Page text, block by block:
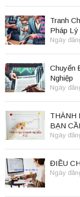
Tranh
Pháp Lý
Ngày
Chuyển
Nghiệp
Ngày
THÀNH
BẠN
Ngày
ĐIỀU
Ngày